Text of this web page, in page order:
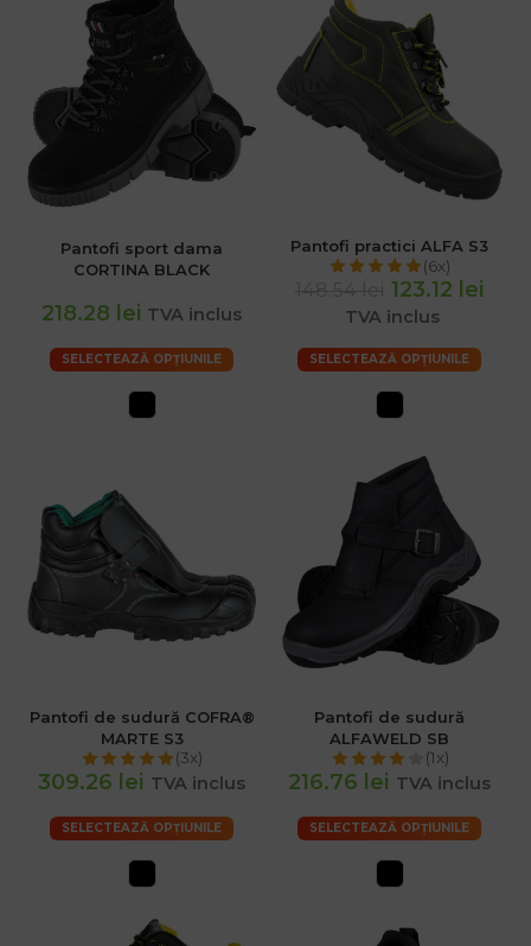
Pantofi sport dama
CORTINA BLACK
218.28 lei TVA inclus
SELECTEAZĂ OPȚIUNILE
Pantofi practici ALFA S3
(6x)
123.12 lei
TVA inclus
SELECTEAZĂ OPȚIUNILE
Pantofi de sudură COFRA®
MARTE S3
(3x)
309.26 lei TVA inclus
SELECTEAZĂ OPȚIUNILE
Pantofi de sudură
ALFAWELD SB
(1x)
216.76 lei TVA inclus
SELECTEAZĂ OPȚIUNILE